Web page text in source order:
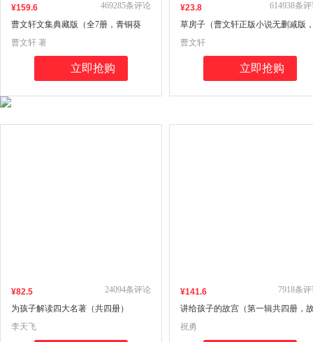
¥159.6
曹文轩文集典藏版（全7册，青铜葵
花，草房子，根鸟，三角地，细米，
山羊不吃天堂草，甜橙树）
469285条评论
曹文轩 著
立即抢购
¥23.8
草房子（曹文轩正版小说无删减版
7-8-9-10-12岁小学课外阅读推荐，众
多教师推荐阅读）
614938条
曹文轩
立即抢购
¥82.5
为孩子解读四大名著（共四册）
24094条评论
李天飞
¥141.6
讲给孩子的故宫（第一辑共四册，
宫博物院建院100周年，百班千人推
荐，3-6年级课外阅读推荐，故宫文
7918条
祝勇